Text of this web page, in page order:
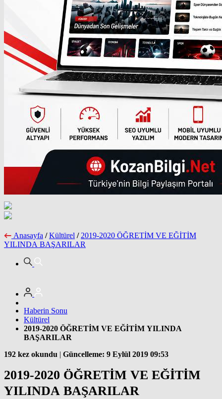
Anasayfa / Kültürel / 2019-2020 ÖĞRETİM VE EĞİTİM
YILINDA BAŞARILAR
Haberin Sonu
Kültürel
2019-2020 ÖĞRETİM VE EĞİTİM YILINDA
BAŞARILAR
192 kez okundu | Güncelleme: 9 Eylül 2019 09:53
2019-2020 ÖĞRETİM VE EĞİTİM
YILINDA BAŞARILAR